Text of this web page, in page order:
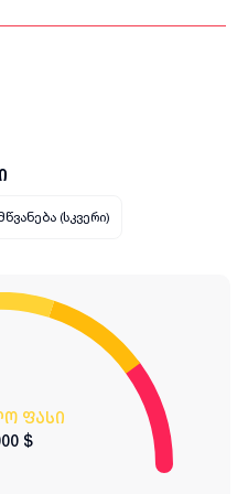
(სკვერი)
ფასი
$